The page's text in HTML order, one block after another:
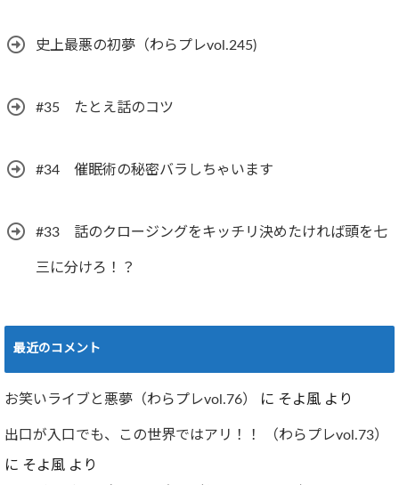
史上最悪の初夢（わらプレvol.245)
#35 たとえ話のコツ
#34 催眠術の秘密バラしちゃいます
#33 話のクロージングをキッチリ決めたければ頭を七
三に分けろ！？
最近のコメント
お笑いライブと悪夢（わらプレvol.76） に そよ風 より
出口が入口でも、この世界ではアリ！！ （わらプレvol.73）
に そよ風 より